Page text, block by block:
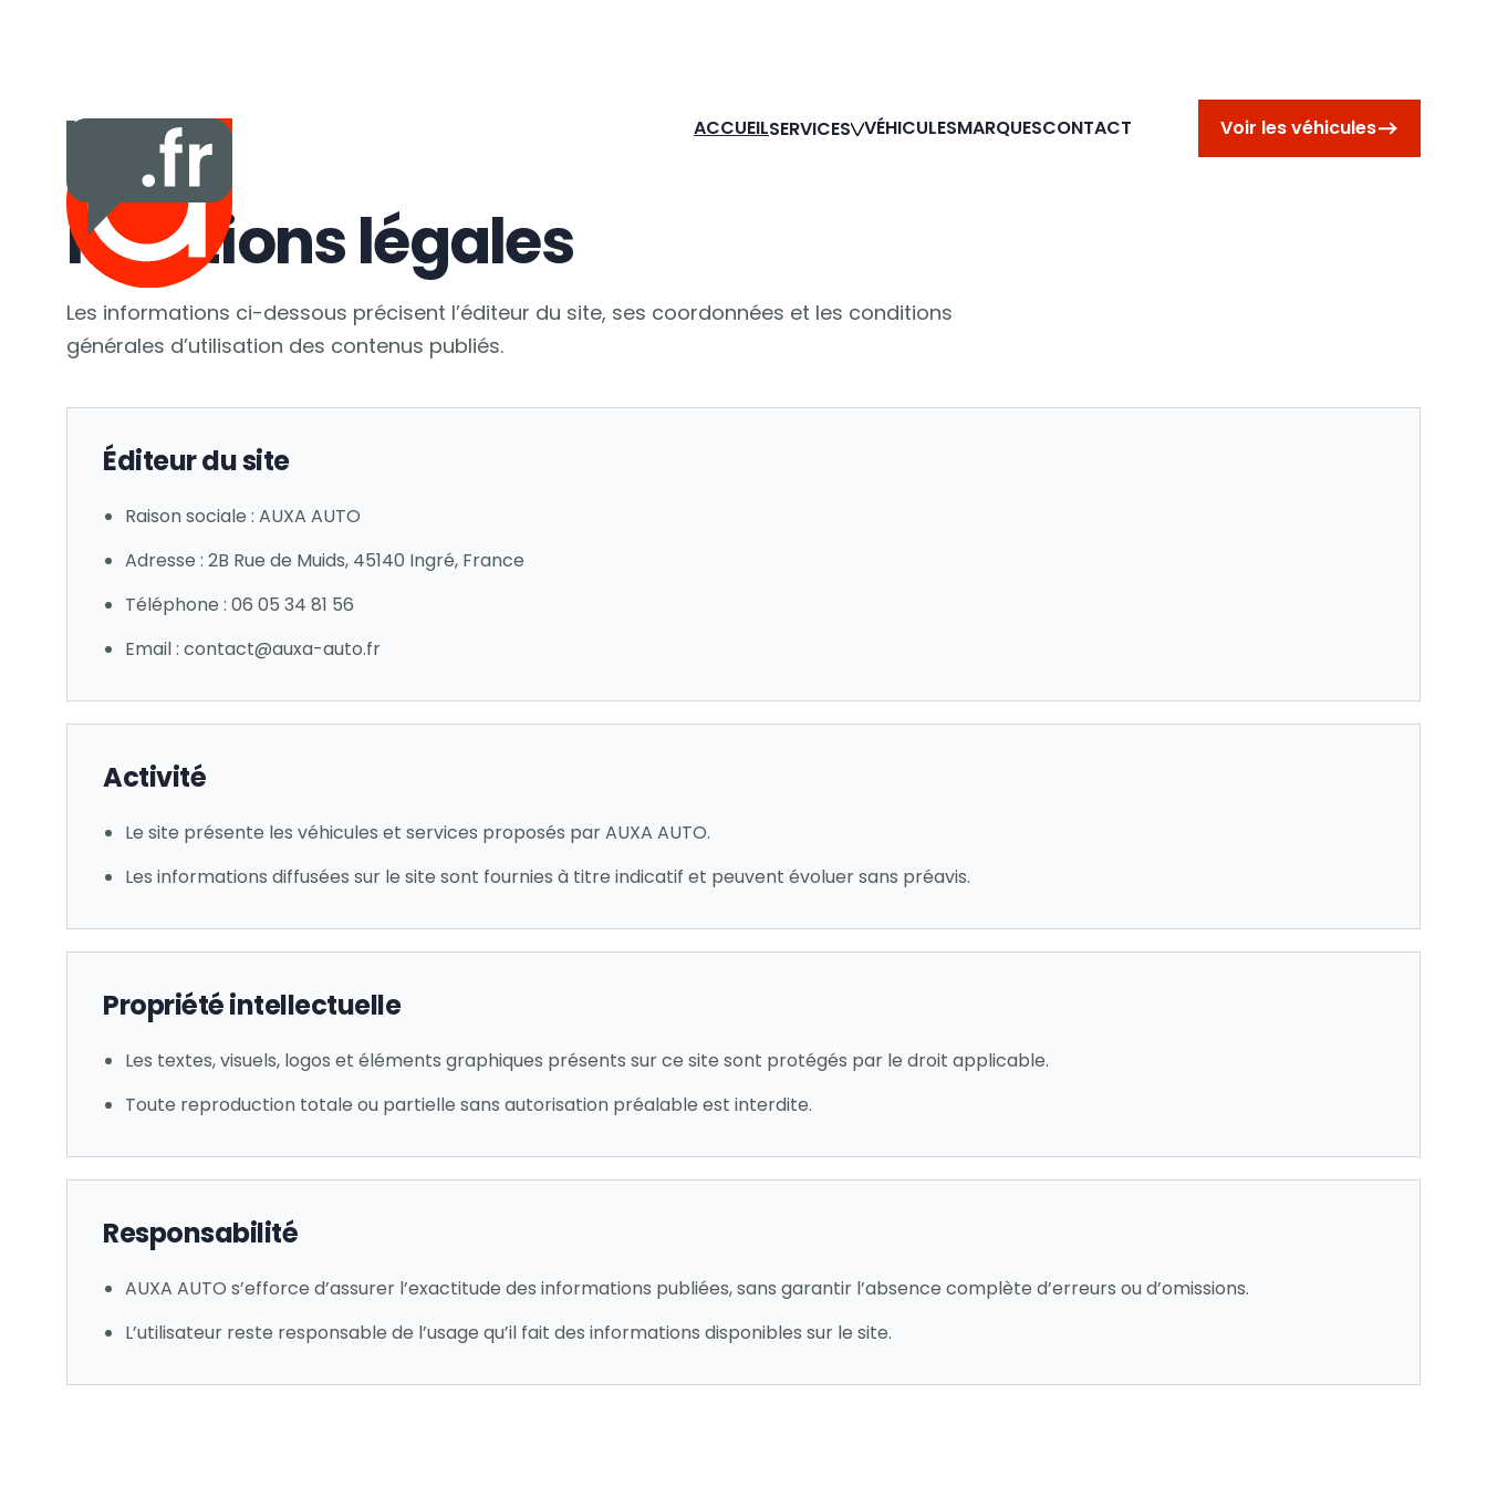
ACCUEILSERVICES VÉHICULESMARQUESCONTACT Voir les véhicules
Mentions légales
Les informations ci-dessous précisent l’éditeur du site, ses coordonnées et les conditions
générales d’utilisation des contenus publiés.
Éditeur du site
Raison sociale : AUXA AUTO
Adresse : 2B Rue de Muids, 45140 Ingré, France
Téléphone : 06 05 34 81 56
Email : contact@auxa-auto.fr
Activité
Le site présente les véhicules et services proposés par AUXA AUTO.
Les informations diffusées sur le site sont fournies à titre indicatif et peuvent évoluer sans préavis.
Propriété intellectuelle
Les textes, visuels, logos et éléments graphiques présents sur ce site sont protégés par le droit applicable.
Toute reproduction totale ou partielle sans autorisation préalable est interdite.
Responsabilité
AUXA AUTO s’efforce d’assurer l’exactitude des informations publiées, sans garantir l’absence complète d’erreurs ou d’omissions.
L’utilisateur reste responsable de l’usage qu’il fait des informations disponibles sur le site.